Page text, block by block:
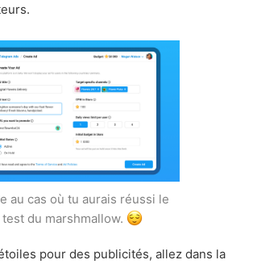
au cas où tu aurais réussi le
test du marshmallow.
pour des publicités, allez dans la